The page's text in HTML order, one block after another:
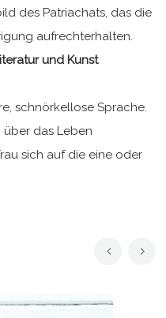
des Patriachats, das die
aufrechterhalten.
und Kunst
schnörkellose Sprache.
das Leben
sich auf die eine oder